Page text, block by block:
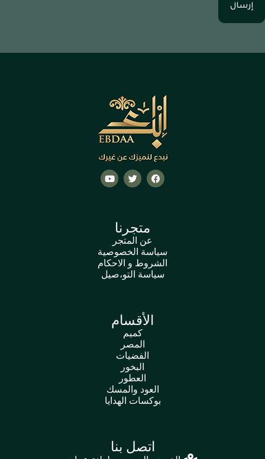
إرسال
متجرنا
عن المتجر
سياسة الخصوصية
الشروط و الاحكام
سياسة التو،صيل
الأقسام
كميم
المصر
الفضيات
البخور
العطور
العود والمسك
بوكسات الهدايا
اتصل بنا